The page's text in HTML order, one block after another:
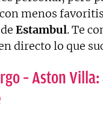
menos
Estambul. Te
directo lo que
– Aston